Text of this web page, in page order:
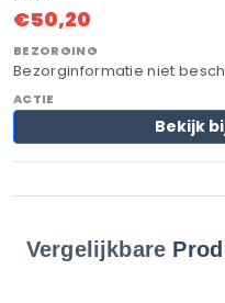
€50,20
Bezorginformatie niet
Bekijk
Vergelijkbare